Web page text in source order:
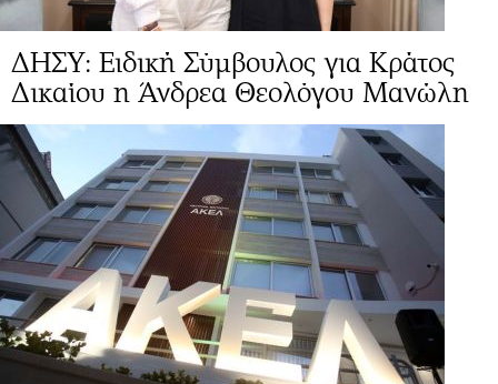
ΔΗΣΥ: Ειδική Σύμβουλος για Κράτος
Δικαίου η Άνδρεα Θεολόγου Μανώλη